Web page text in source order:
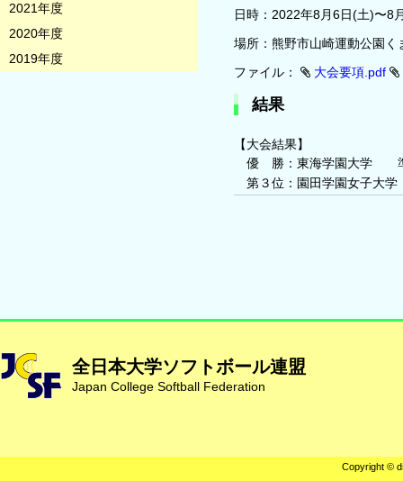
2021年度
2020年度
2019年度
日時：2022年8月6日(土)〜8
場所：熊野市山崎運動公園
ファイル：
大会要項.pdf
結果
【大会結果】
優 勝：東海学園大学 準
第３位：園田学園女子大
全日本大学ソフトボール連盟
Japan College Softball Federation
Copyright ©